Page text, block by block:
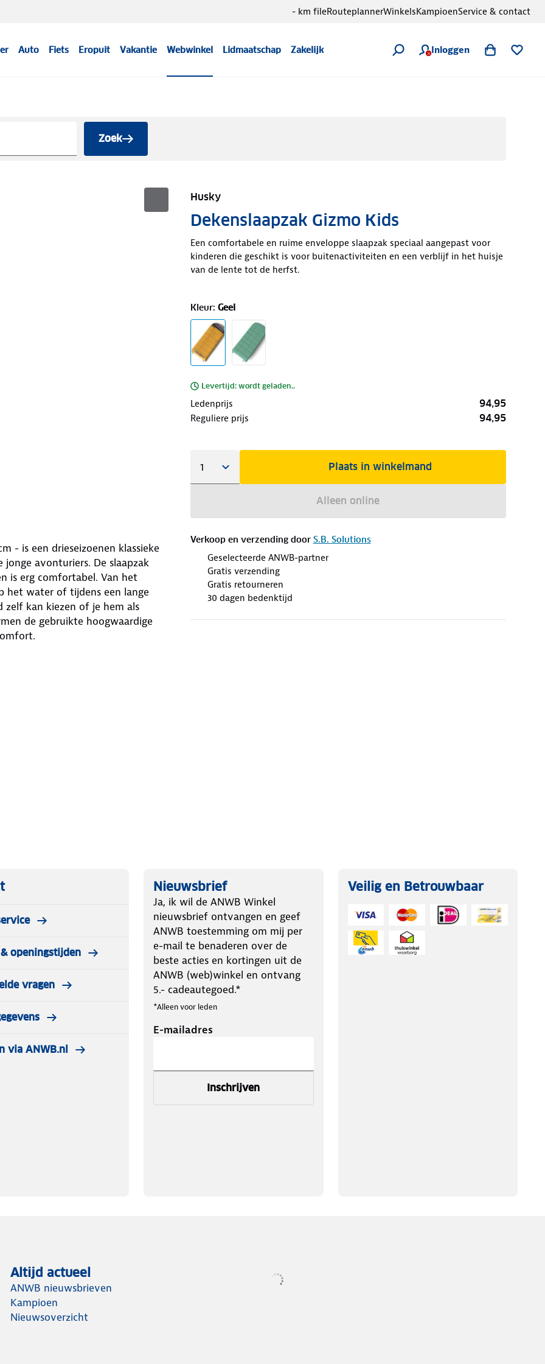
Auto Fiets Eropuit Vakantie Webwinkel Lidmaatschap Zakelijk Inloggen
- km fileRouteplannerWinkelsKampioenService & contact
Zoek
Husky
Dekenslaapzak Gizmo Kids
Een comfortabele en ruime enveloppe slaapzak speciaal aangepast voor
kinderen die geschikt is voor buitenactiviteiten en een verblijf in het huisje
van de lente tot de herfst.
Kleur: Geel
Levertijd: wordt geladen..
Ledenprijs 94,95
Reguliere prijs 94,95
Plaats in winkelmand
Alleen online
Verkoop en verzending door S.B. Solutions
Geselecteerde ANWB-partner
Gratis verzending
Gratis retourneren
30 dagen bedenktijd
- is een drieseizoenen klassieke
jonge avonturiers. De slaapzak
is erg comfortabel. Van het
het water of tijdens een lange
kan kiezen of je hem als
de gebruikte hoogwaardige
slaapzak:
comfort
De aanbevolen lengte voor deze
openingstijden
vragen
via ANWB.nl
Nieuwsbrief
Ja, ik wil de ANWB Winkel
nieuwsbrief ontvangen en geef
ANWB toestemming om mij per
e-mail te benaderen over de
beste acties en kortingen uit de
ANWB (web)winkel en ontvang
5.- cadeautegoed.*
*Alleen voor leden
E-mailadres
Inschrijven
Veilig en Betrouwbaar
Altijd actueel
ANWB nieuwsbrieven
Kampioen
Nieuwsoverzicht